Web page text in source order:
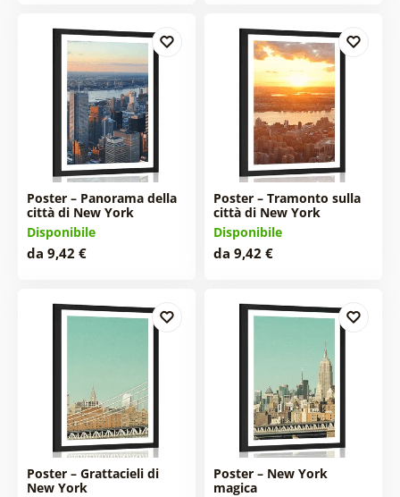
Poster – Panorama della
città di New York
Disponibile
da 9,42 €
Poster – Tramonto sulla
città di New York
Disponibile
da 9,42 €
Poster – Grattacieli di
New York
Poster – New York
magica